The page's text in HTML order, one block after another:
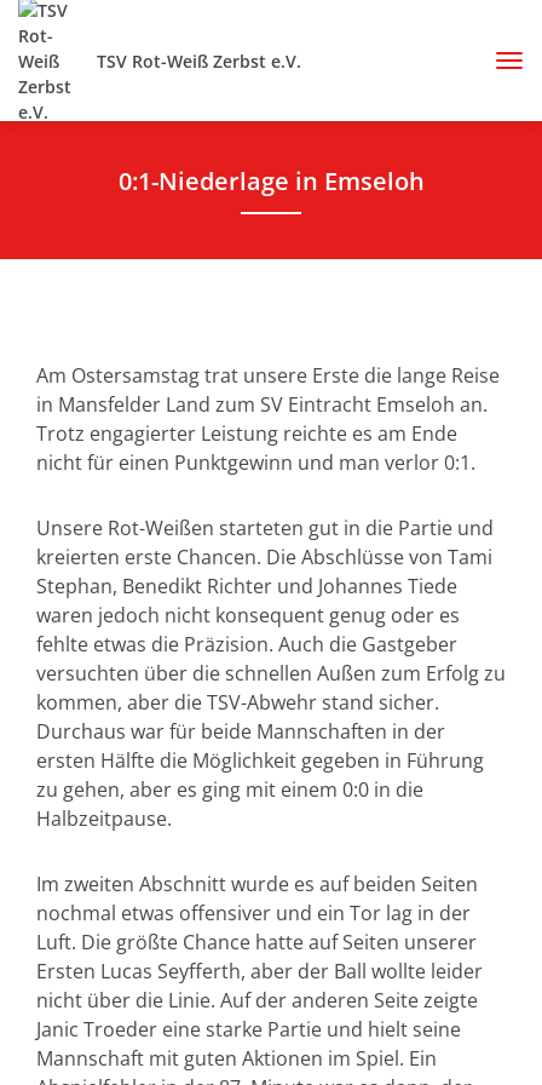
TSV Rot-Weiß Zerbst e.V.
0:1-Niederlage in Emseloh
Am Ostersamstag trat unsere Erste die lange Reise
in Mansfelder Land zum SV Eintracht Emseloh an.
Trotz engagierter Leistung reichte es am Ende
nicht für einen Punktgewinn und man verlor 0:1.
Unsere Rot-Weißen starteten gut in die Partie und
kreierten erste Chancen. Die Abschlüsse von Tami
Stephan, Benedikt Richter und Johannes Tiede
waren jedoch nicht konsequent genug oder es
fehlte etwas die Präzision. Auch die Gastgeber
versuchten über die schnellen Außen zum Erfolg zu
kommen, aber die TSV-Abwehr stand sicher.
Durchaus war für beide Mannschaften in der
ersten Hälfte die Möglichkeit gegeben in Führung
zu gehen, aber es ging mit einem 0:0 in die
Halbzeitpause.
Im zweiten Abschnitt wurde es auf beiden Seiten
nochmal etwas offensiver und ein Tor lag in der
Luft. Die größte Chance hatte auf Seiten unserer
Ersten Lucas Seyfferth, aber der Ball wollte leider
nicht über die Linie. Auf der anderen Seite zeigte
Janic Troeder eine starke Partie und hielt seine
Mannschaft mit guten Aktionen im Spiel. Ein